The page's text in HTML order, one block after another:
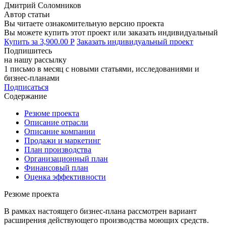
Дмитрий Соломников
Автор статьи
Вы читаете ознакомительную версию проекта
Вы можете купить этот проект или заказать индивидуальный
Купить за 3,900.00 Р Заказать индивидуальный проект
Подпишитесь
на нашу рассылку
1 письмо в месяц с новыми статьями, исследованиями и
бизнес-планами
Подписаться
Содержание
Резюме проекта
Описание отрасли
Описание компании
Продажи и маркетинг
План производства
Организационный план
Финансовый план
Оценка эффективности
Резюме проекта
В рамках настоящего бизнес-плана рассмотрен вариант
расширения действующего производства моющих средств.